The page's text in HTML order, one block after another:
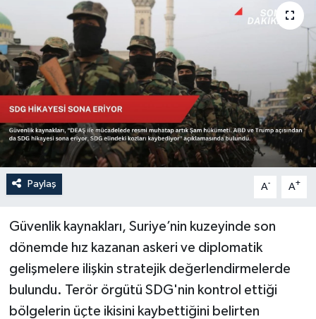
Paylaş A- A+
Güvenlik kaynakları, Suriye’nin kuzeyinde son
dönemde hız kazanan askeri ve diplomatik
gelişmelere ilişkin stratejik değerlendirmelerde
bulundu. Terör örgütü SDG'nin kontrol ettiği
bölgelerin üçte ikisini kaybettiğini belirten
Sağlık
Siyaset
Spor
Türkiye